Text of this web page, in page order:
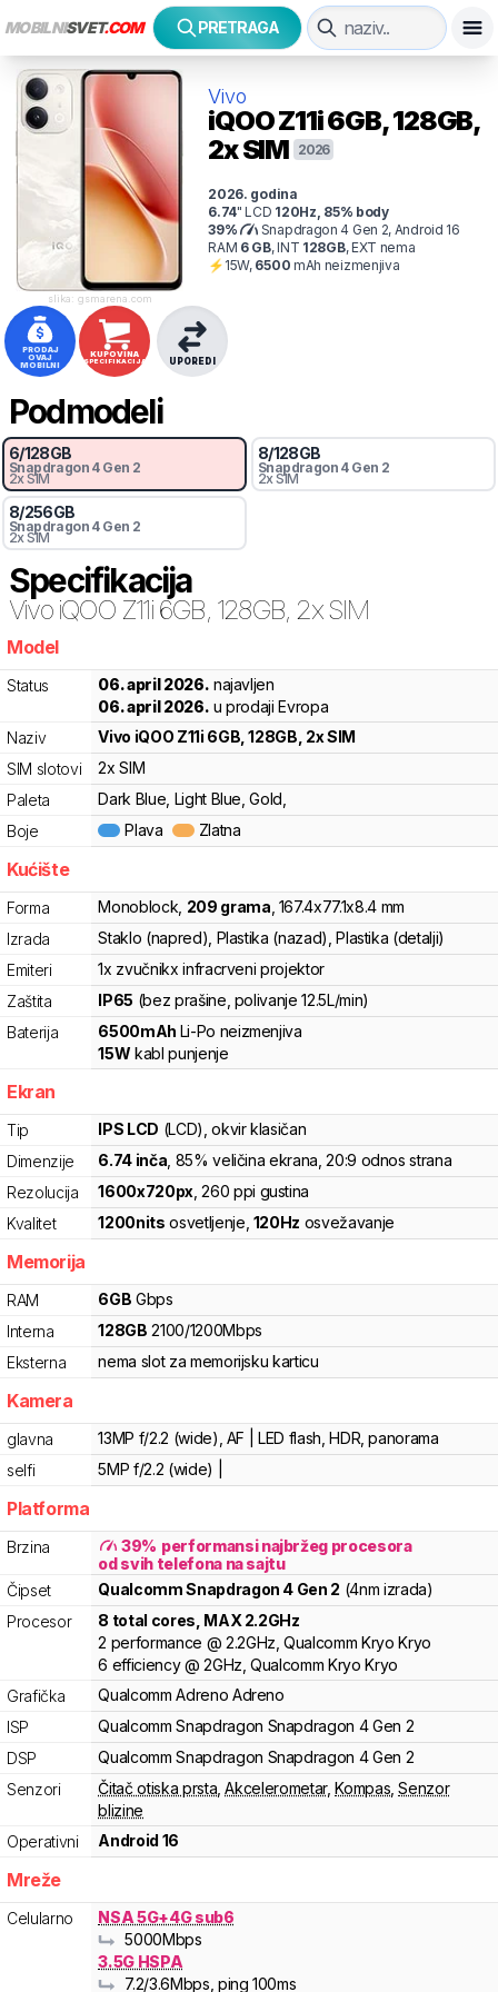
MOBILNISVET.COM PRETRAGA
slika: gsmarena.com
Vivo
iQOO Z11i6GB, 128GB,
2x SIM 2026
2026. godina
6.74" LCD 120Hz 85% body
39%
Snapdragon 4 Gen 2, Android 16
RAM 6GB,INT 128GB,EXT nema
⚡ 15W, 6500 mAh neizmenjiva
PRODAJ
OVAJ
MOBILNI
KUPOVINA
SPECIFIKACIJA UPOREDI
Podmodeli
6/128GB
Snapdragon 4 Gen 2
2x SIM
8/128GB
Snapdragon 4 Gen 2
2x SIM
8/256GB
Snapdragon 4 Gen 2
2x SIM
Specifikacija
Vivo iQOO Z11i 6GB, 128GB, 2x SIM
Model
Status 06. april 2026. najavljen
06. april 2026. u prodaji Evropa
Naziv
Vivo iQOO Z11i 6GB, 128GB, 2x SIM
SIM slotovi
2x SIM
Paleta
Dark Blue, Light Blue, Gold,
Boje
Plava Zlatna
Kućište
Forma Monoblock 209 grama 167.4x77.1x8.4mm
Izrada
Staklo (napred), Plastika (nazad), Plastika (detalji)
Emiteri
1x zvučnikx infracrveni projektor
Zaštita
IP65 (bez prašine, polivanje 12.5L/min)
Baterija
6500mAh Li-Po neizmenjiva
15W kabl punjenje
Ekran
Tip IPS LCD (LCD) , okvir klasičan
Dimenzije
6.74 inča , 85% veličina ekrana , 20:9 odnos strana
Rezolucija
1600x720px ,260 ppi gustina
Kvalitet
1200nits osvetljenje 120Hz osvežavanje
Memorija
RAM 6GB Gbps
Interna
128GB 2100/1200Mbps
Eksterna
nema slot za memorijsku karticu
Kamera
glavna
13MP f/2.2 (wide), AF | LED flash, HDR, panorama
selfi
5MP f/2.2 (wide) |
Platforma
Brzina 39% performansi najbržeg procesora
od svih telefona na sajtu
Čipset
QualcommSnapdragon 4 Gen 2 (4nm izrada)
Procesor
8 total cores , MAX 2.2GHz
2 performance @ 2.2GHz,Qualcomm Kryo Kryo
6 efficiency @ 2GHz,Qualcomm Kryo Kryo
Grafička
Qualcomm Adreno Adreno
ISP
Qualcomm Snapdragon Snapdragon 4 Gen 2
DSP
Qualcomm Snapdragon Snapdragon 4 Gen 2
Senzori
Čitač otiska prsta ,Akcelerometar,Kompas ,Senzor
blizine
Operativni
Android 16
Mreže
Celularno
NSA 5G+4G sub6
5000Mbps
3.5G HSPA
7.2/3.6Mbps , ping 100ms